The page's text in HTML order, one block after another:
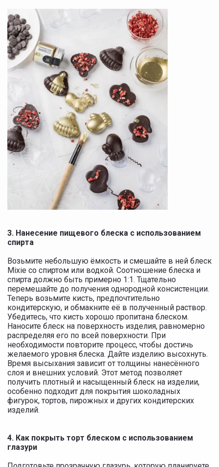
3. Нанесение пищевого блеска с использованием
спирта
Возьмите небольшую ёмкость и смешайте в ней блеск
Mixie со спиртом или водкой. Соотношение блеска и
спирта должно быть примерно 1:1. Тщательно
перемешайте до получения однородной консистенции.
Теперь возьмите кисть, предпочтительно
кондитерскую, и обмакните её в полученный раствор.
Убедитесь, что кисть хорошо пропитана блеском.
Наносите блеск на поверхность изделия, равномерно
распределяя его по всей поверхности. При
необходимости повторите процесс, чтобы достичь
желаемого уровня блеска. Дайте изделию высохнуть.
Время высыхания зависит от толщины нанесённого
слоя и внешних условий. Этот метод позволяет
получить плотный и насыщенный блеск на изделии,
особенно подходит для покрытия шоколадных
фигурок, тортов, пирожных и других кондитерских
изделий.
4. Как покрыть торт блеском с использованием
глазури